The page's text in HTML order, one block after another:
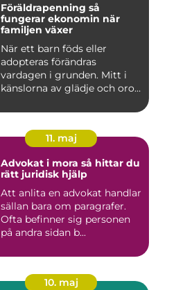
Föräldrapenning så
fungerar ekonomin när
familjen växer
När ett barn föds eller
adopteras förändras
vardagen i grunden. Mitt i
känslorna av glädje och oro
11. maj
Advokat i mora så hittar du
rätt juridisk hjälp
Att anlita en advokat handlar
sällan bara om paragrafer.
Ofta befinner sig personen
på andra sidan b...
10. maj